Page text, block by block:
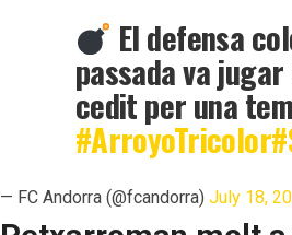
El defensa
passada va
cedit per una
#ArroyoTricolor
— FC Andorra (@fcandorra) July 18,